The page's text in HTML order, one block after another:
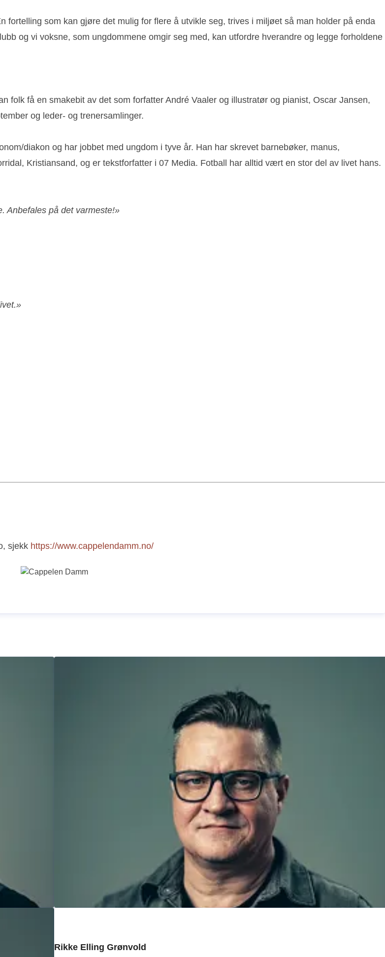
som kan gjøre det mulig for flere å utvikle seg, trives i miljøet så man holder på enda
og vi voksne, som ungdommene omgir seg med, kan utfordre hverandre og legge forholdene
folk få en smakebit av det som forfatter André Vaaler og illustratør og pianist, Oscar Jansen,
og leder- og trenersamlinger.
diakon og har jobbet med ungdom i tyve år. Han har skrevet barnebøker, manus,
Kristiansand, og er tekstforfatter i 07 Media. Fotball har alltid vært en stor del av livet hans.
Anbefales på det varmeste!»
sjekk https://www.cappelendamm.no/
Rikke Elling Grønvold